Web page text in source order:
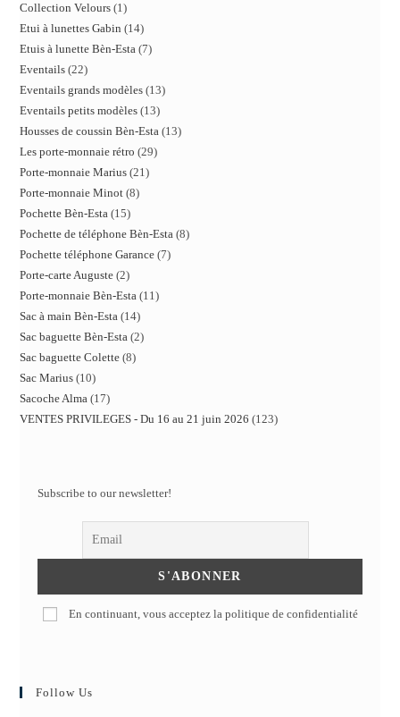
Collection Velours 1
Etui à lunettes Gabin 14
Etuis à lunette Bèn-Esta 7
Eventails 22
Eventails grands modèles 13
Eventails petits modèles 13
Housses de coussin Bèn-Esta 13
Les porte-monnaie rétro 29
Porte-monnaie Marius 21
Porte-monnaie Minot 8
Pochette Bèn-Esta 15
Pochette de téléphone Bèn-Esta 8
Pochette téléphone Garance 7
Porte-carte Auguste 2
Porte-monnaie Bèn-Esta 11
Sac à main Bèn-Esta 14
Sac baguette Bèn-Esta 2
Sac baguette Colette 8
Sac Marius 10
Sacoche Alma 17
VENTES PRIVILEGES - Du 16 au 21 juin 2026 123
Subscribe to our newsletter!
En continuant, vous acceptez la politique de confidentialité
Follow Us